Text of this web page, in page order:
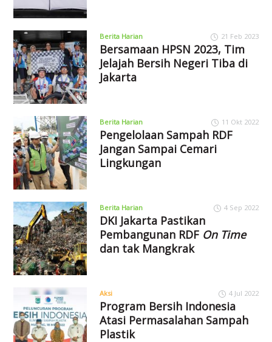
Berita Harian 21 Feb 2023
Bersamaan HPSN 2023, Tim
Jelajah Bersih Negeri Tiba di
Jakarta
Berita Harian 11 Okt 2022
Pengelolaan Sampah RDF
Jangan Sampai Cemari
Lingkungan
Berita Harian 4 Sep 2022
DKI Jakarta Pastikan
Pembangunan RDF On Time
dan tak Mangkrak
Aksi 4 Jul 2022
Program Bersih Indonesia
Atasi Permasalahan Sampah
Plastik